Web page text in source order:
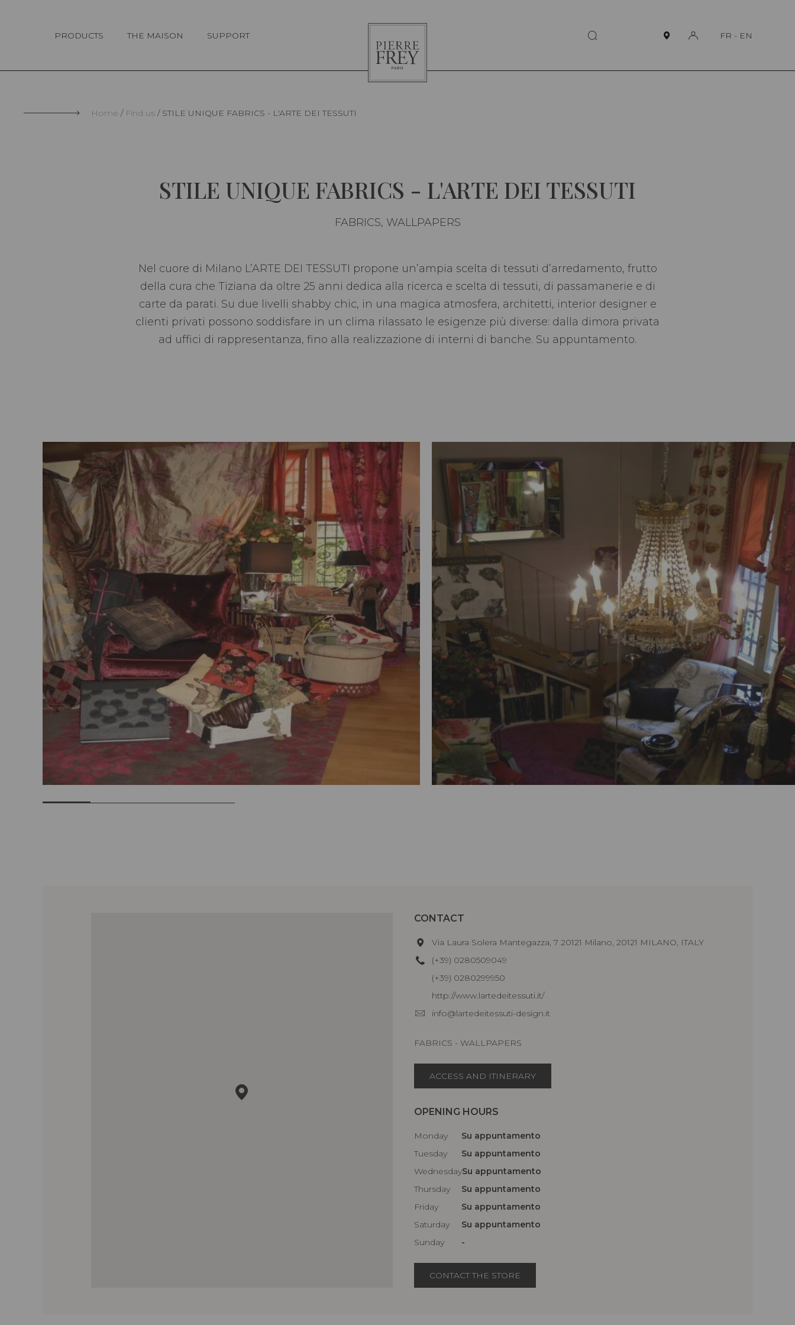
PRODUCTS THE MAISON SUPPORT
Pierre
Frey
FR - EN
Home Find us STILE UNIQUE FABRICS - L'ARTE DEI TESSUTI
STILE UNIQUE FABRICS - L'ARTE DEI TESSUTI
FABRICS, WALLPAPERS
Nel cuore di Milano L’ARTE DEI TESSUTI propone un’ampia scelta di tessuti d’arredamento, frutto
della cura che Tiziana da oltre 25 anni dedica alla ricerca e scelta di tessuti, di passamanerie e di
carte da parati. Su due livelli shabby chic, in una magica atmosfera, architetti, interior designer e
clienti privati possono soddisfare in un clima rilassato le esigenze più diverse: dalla dimora privata
ad uffici di rappresentanza, fino alla realizzazione di interni di banche. Su appuntamento.
CONTACT
Via Laura Solera Mantegazza, 7 20121 Milano, 20121 MILANO, ITALY
(+39) 0280509049
(+39) 0280299950
http://www.lartedeitessuti.it/
info@lartedeitessuti-design.it
FABRICS - WALLPAPERS
ACCESS AND ITINERARY
OPENING HOURS
Monday
Su appuntamento
Tuesday
Su appuntamento
WednesdaySu appuntamento
Thursday
Su appuntamento
Friday
Su appuntamento
Saturday
Su appuntamento
Sunday
-
CONTACT THE STORE